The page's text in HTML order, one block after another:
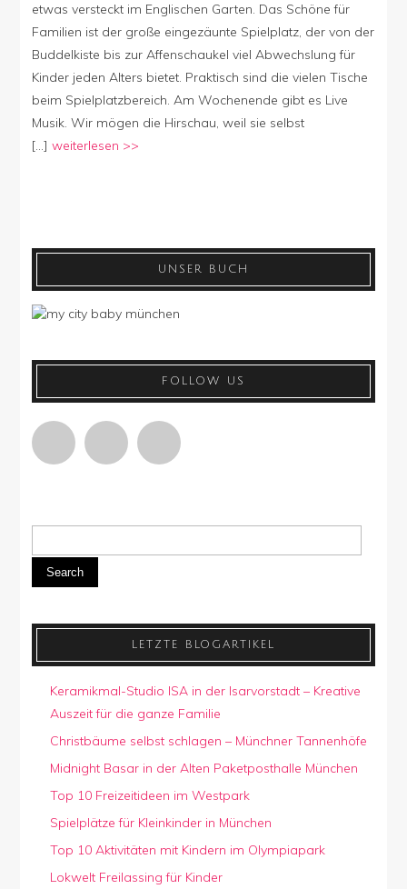
etwas versteckt im Englischen Garten. Das Schöne für
Familien ist der große eingezäunte Spielplatz, der von der
Buddelkiste bis zur Affenschaukel viel Abwechslung für
Kinder jeden Alters bietet. Praktisch sind die vielen Tische
beim Spielplatzbereich. Am Wochenende gibt es Live
Musik. Wir mögen die Hirschau, weil sie selbst
[…] weiterlesen >>
UNSER BUCH
FOLLOW US
Search
LETZTE BLOGARTIKEL
Keramikmal-Studio ISA in der Isarvorstadt – Kreative
Auszeit für die ganze Familie
Christbäume selbst schlagen – Münchner Tannenhöfe
Midnight Basar in der Alten Paketposthalle München
Top 10 Freizeitideen im Westpark
Spielplätze für Kleinkinder in München
Top 10 Aktivitäten mit Kindern im Olympiapark
Lokwelt Freilassing für Kinder